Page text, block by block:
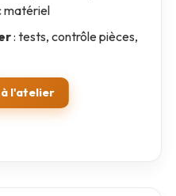
matériel
: tests, contrôle pièces,
l'atelier